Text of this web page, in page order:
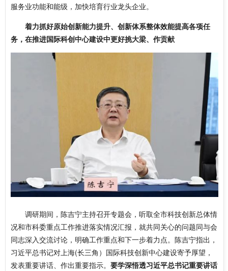
服务业功能和能级，加快培育行业龙头企业。
着力抓好原始创新能力提升、创新体系整体效能提高各项任
务，在推进国际科创中心建设中更好挑大梁、作贡献
调研期间，陈吉宁主持召开专题会，听取全市科技创新总体情
况和市科委重点工作推进落实情况汇报，就共同关心的问题同与会
同志深入交流讨论，明确工作重点和下一步着力点。陈吉宁指出，
习近平总书记对上海(长三角）国际科技创新中心建设寄予厚望，
发表重要讲话、作出重要指示。 要学深悟透习近平总书记重要讲话